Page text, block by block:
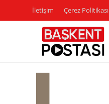
İletişim Çerez Politikası